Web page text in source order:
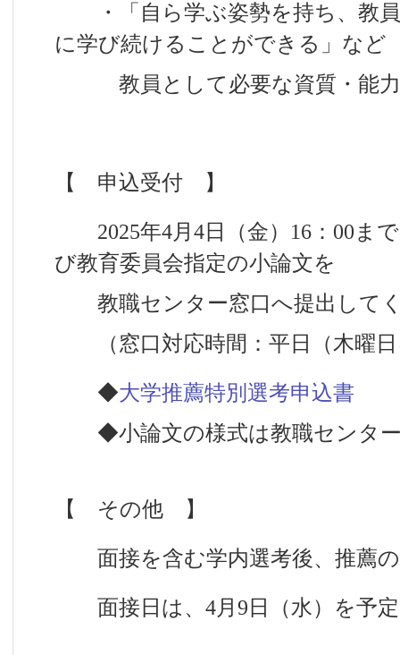
・「自ら学ぶ姿勢を持ち、教員
に学び続けることができる」など
教員として必要な資質・能力
【 申込受付 】
2025年4月4日（金）16：00ま
び教育委員会指定の小論文を
教職センター窓口へ提出して
（窓口対応時間：平日（木曜日
◆大学推薦特別選考申込書
◆小論文の様式は教職センター
【 その他 】
面接を含む学内選考後、推薦の
面接日は、4月9日（水）を予